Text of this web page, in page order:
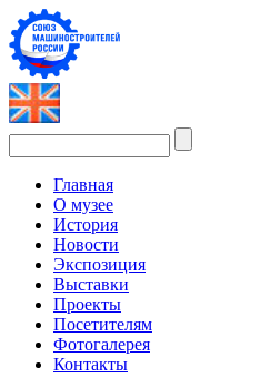
Главная
О музее
История
Новости
Экспозиция
Выставки
Проекты
Посетителям
Фотогалерея
Контакты